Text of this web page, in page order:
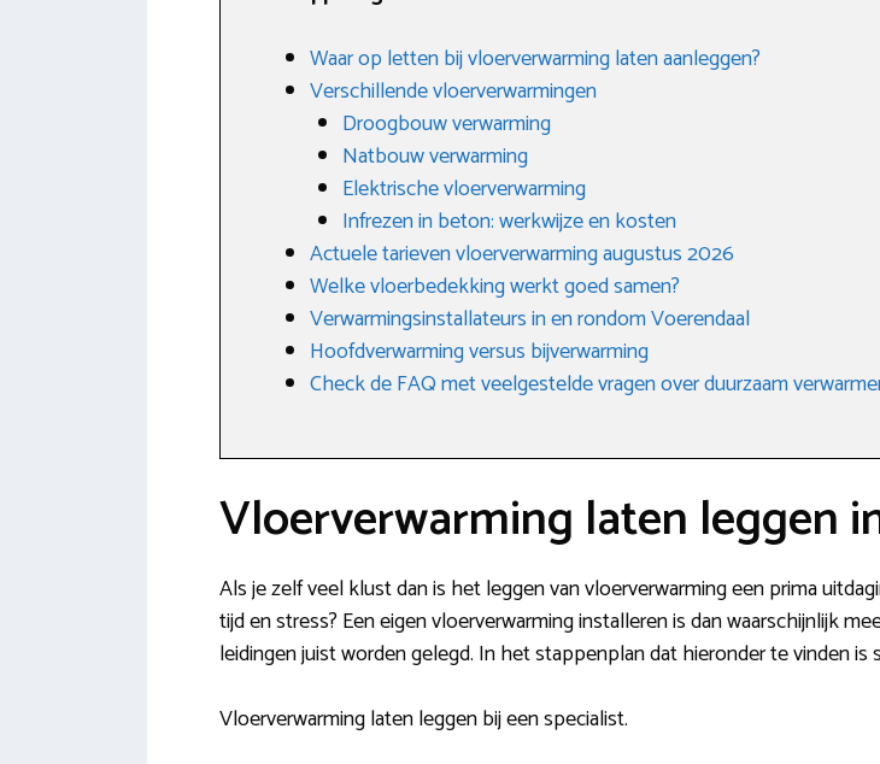
Waar op letten bij vloerverwarming laten aanleggen?
Verschillende vloerverwarmingen
Droogbouw verwarming
Natbouw verwarming
Elektrische vloerverwarming
Infrezen in beton: werkwijze en kosten
Actuele tarieven vloerverwarming augustus 2026
Welke vloerbedekking werkt goed samen?
Verwarmingsinstallateurs in en rondom Voerendaal
Hoofdverwarming versus bijverwarming
Check de FAQ met veelgestelde vragen over duurzaam
Vloerverwarming laten leggen
Als je zelf veel klust dan is het leggen van vloerverwarming een prima
tijd en stress? Een eigen vloerverwarming installeren is dan waarschijnlijk
leidingen juist worden gelegd. In het stappenplan dat hieronder te vinden is
Vloerverwarming laten leggen bij een specialist.